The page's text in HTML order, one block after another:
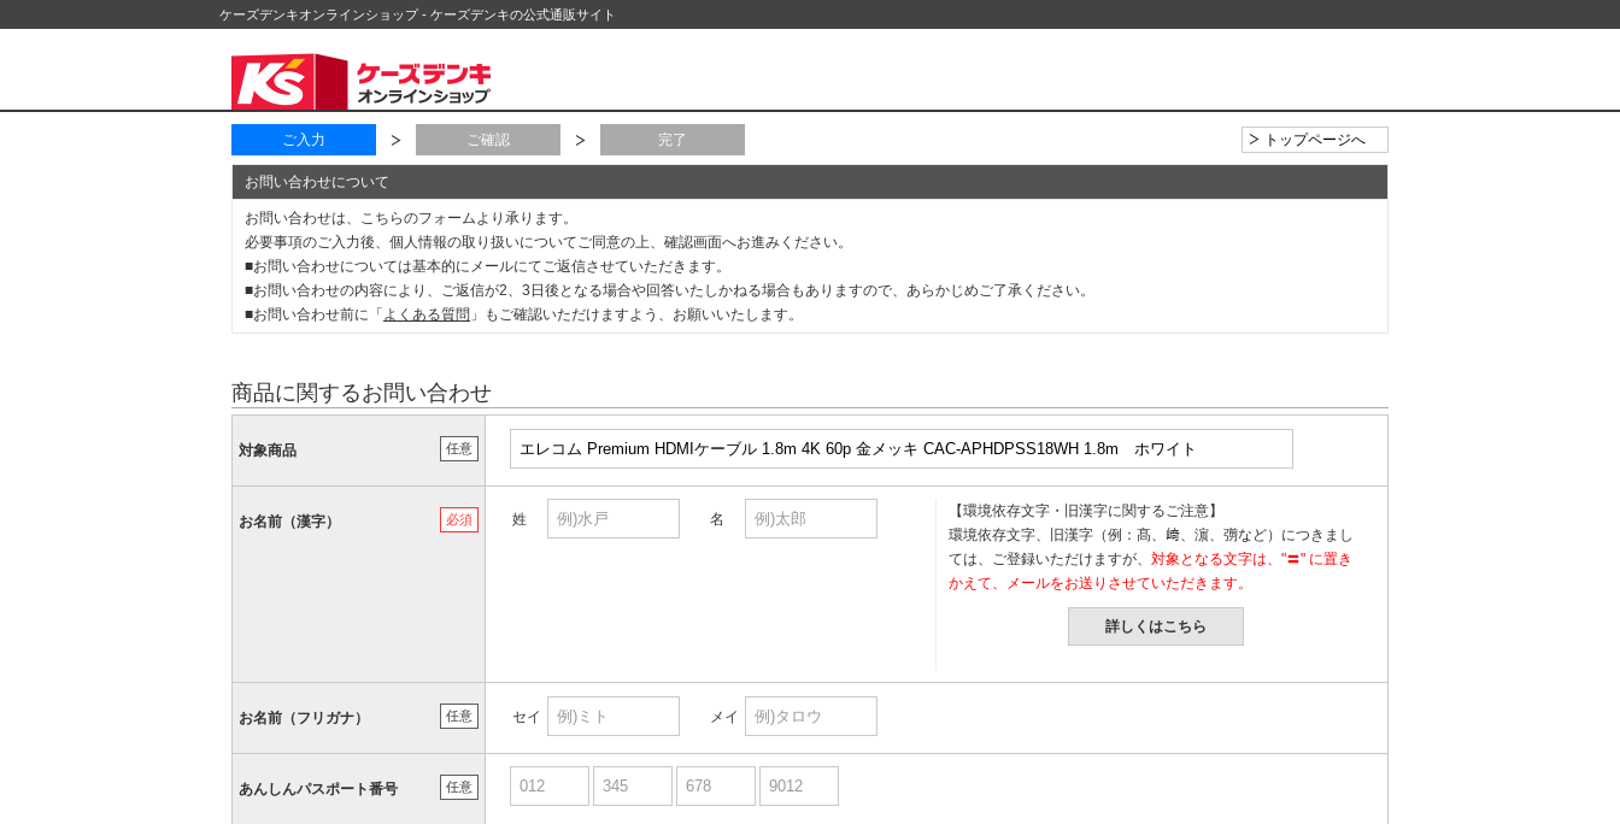
ケーズデンキオンラインショップ - ケーズデンキの公式通販サイト
ご入力 ご確認 完了 トップページへ
お問い合わせについて
お問い合わせは、こちらのフォームより承ります。
必要事項のご入力後、個人情報の取り扱いについてご同意の上、確認画面へお進みください。
■お問い合わせについては基本的にメールにてご返信させていただきます。
■お問い合わせの内容により、ご返信が2、3日後となる場合や回答いたしかねる場合もありますので、あらかじめご了承ください。
■お問い合わせ前に「 よくある質問 」もご確認いただけますよう、お願いいたします。
商品に関するお問い合わせ
任意
対象商品
必須
お名前（漢字） 姓 名
【環境依存文字・旧漢字に関するご注意】
環境依存文字、旧漢字（例：髙、﨑、濵、彅など）につきまし
ては、ご登録いただけますが、 対象となる文字は、"〓" に置き
かえて、メールをお送りさせていただきます。
詳しくはこちら
任意
お名前（フリガナ） セイ メイ
任意
あんしんパスポート番号